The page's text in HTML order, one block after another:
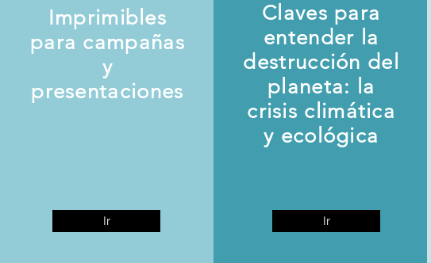
Imprimibles
para campañas
y
presentaciones
Ir
Claves para
entender la
destrucción del
planeta: la
crisis climática
y ecológica
Ir